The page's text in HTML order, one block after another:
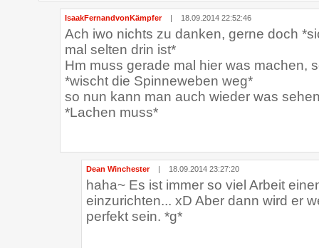
IsaakFernandvonKämpfer | 18.09.2014 22:52:46
Ach iwo nichts zu danken, gerne doch
mal selten drin ist*
Hm muss gerade mal hier was machen,
*wischt die Spinneweben weg*
so nun kann man auch wieder was
*Lachen muss*
Dean Winchester | 18.09.2014 23:27:20
haha~ Es ist immer so viel Arbeit
einzurichten... xD Aber dann wird er
perfekt sein. *g*